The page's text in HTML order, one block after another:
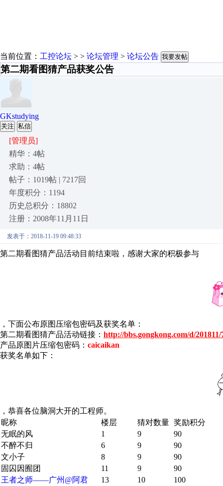
当前位置： 工控论坛 > > 论坛管理 > 论坛公告 我要发帖
第二期看图猜产品获奖公告
GKstudying
关注 私信
[管理员]
精华：4帖
求助：4帖
帖子：1019帖 | 7217回
年度积分：1194
历史总积分：18802
注册：2008年11月11日
发表于：2018-11-19 09:48:33
第二期看图猜产品活动目前结束啦，感谢大家的积极参与
，下面公布原图压缩包密码及获奖名单：
第二期看图猜产品活动链接： http://bbs.gongkong.com/d/201811/
产品原图片压缩包密码： caicaikan
获奖名单如下：
，恭喜各位脑洞大开的工程师。
昵称
楼层 猜对数量 奖励积分
无眠的风
1 9
90
不醉不归
6 9
90
文小子
8 9
90
固囚因囿团
11 9
90
王者之师——广州@阿君
13 10
100